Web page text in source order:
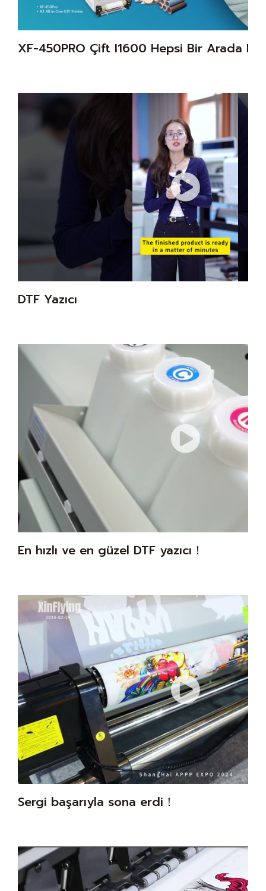
XF-450PRO Çift I1600 Hepsi Bir Arada DTF
DTF Yazıcı
En hızlı ve en güzel DTF yazıcı！
Sergi başarıyla sona erdi！